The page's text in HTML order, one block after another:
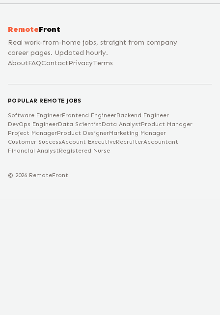
RemoteFront
Real work-from-home jobs, straight from company
career pages. Updated hourly.
AboutFAQContactPrivacyTerms
POPULAR REMOTE JOBS
Software EngineerFrontend EngineerBackend Engineer
DevOps EngineerData ScientistData AnalystProduct Manager
Project ManagerProduct DesignerMarketing Manager
Customer SuccessAccount ExecutiveRecruiterAccountant
Financial AnalystRegistered Nurse
© 2026 RemoteFront